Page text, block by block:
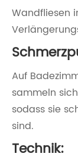
Wandfliesen
Auf
sammeln
sodass sie
sind.
Technik: